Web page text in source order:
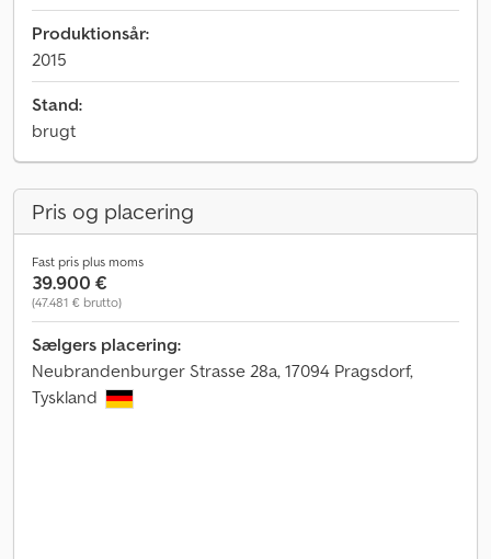
Produktionsår:
2015
Stand:
brugt
Pris og placering
Fast pris plus moms
39.900 €
(47.481 € brutto)
Sælgers placering:
Neubrandenburger Strasse 28a, 17094 Pragsdorf,
Tyskland